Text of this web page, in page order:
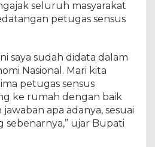
seluruh masyarakat
petugas sensus
saya sudah didata dalam
Nasional. Mari kita
petugas sensus
ke rumah dengan baik
apa adanya, sesuai
sebenarnya,” ujar Bupati